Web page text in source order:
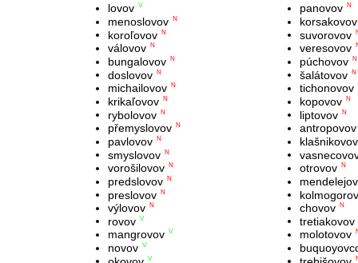
lovov V
menoslovov N
koroľovov N
válovov N
bungalovov N
doslovov N
michailovov N
krikaľovov N
rybolovov N
přemyslovov N
pavlovov N
smyslovov N
vorošilovov N
predslovov N
preslovov N
výlovov N
rovov V
mangrovov V
novov V
V
panovov N
korsakovov
suvorovov
veresovov
púchovov N
šalátovov N
tichonovov
kopovov
N
liptovov N
antropovov
klašnikovov
otrovov
N
chovov
N
tretiakovov
molotovov